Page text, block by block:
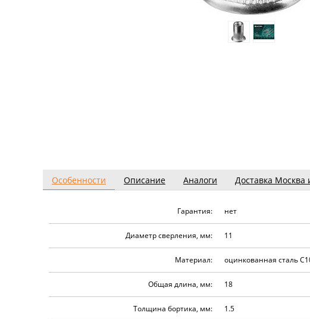
Особенности Описание Аналоги Доставка
Гарантия: нет
Диаметр сверления, мм: 11
Материал: оцинкованная сталь
Общая длина, мм: 18
Толщина бортика, мм: 1.5